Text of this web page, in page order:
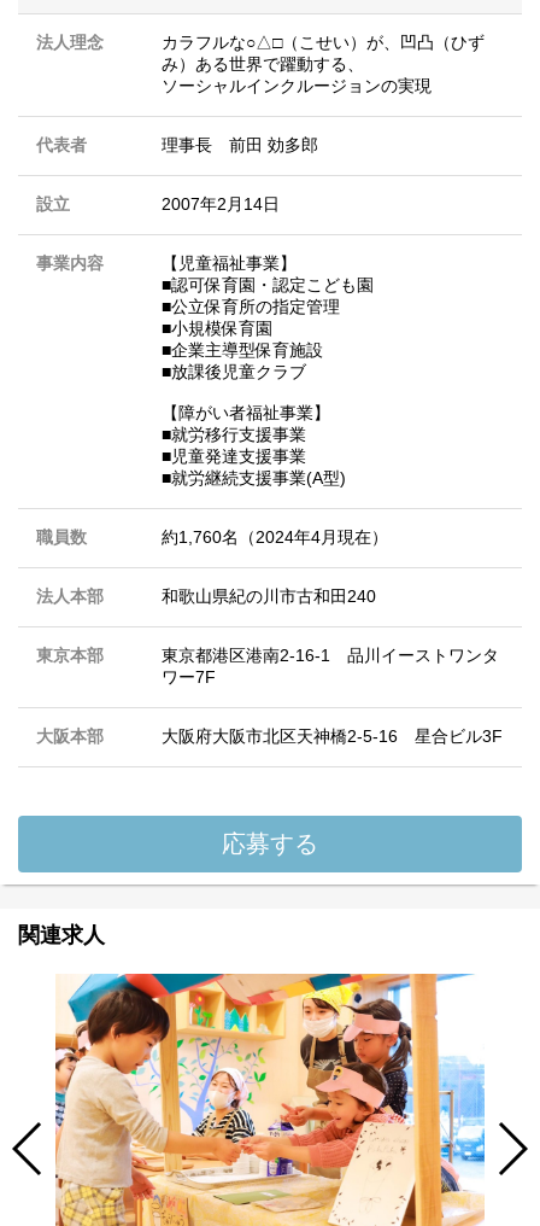
法人理念
カラフルな○△□（こせい）が、凹凸（ひず
み）ある世界で躍動する、
ソーシャルインクルージョンの実現
代表者 理事長 前田 効多郎
設立 2007年2月14日
事業内容
【児童福祉事業】
■認可保育園・認定こども園
■公立保育所の指定管理
■小規模保育園
■企業主導型保育施設
■放課後児童クラブ
【障がい者福祉事業】
■就労移行支援事業
■児童発達支援事業
■就労継続支援事業(A型)
職員数 約1,760名（2024年4月現在）
法人本部 和歌山県紀の川市古和田240
東京本部
東京都港区港南2-16-1 品川イーストワンタ
ワー7F
大阪本部 大阪府大阪市北区天神橋2-5-16 星合ビル3F
応募する
関連求人